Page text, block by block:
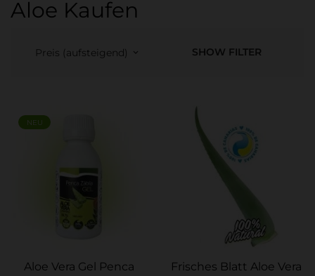
Aloe Kaufen
Preis (aufsteigend) keyboard_arrow_down SHOW FILTER
Aloe Vera Gel Penca
NEU
Frisches Blatt Aloe Vera